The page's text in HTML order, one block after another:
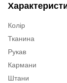
Колір
Тканина
Рукав
Кармани
Штани